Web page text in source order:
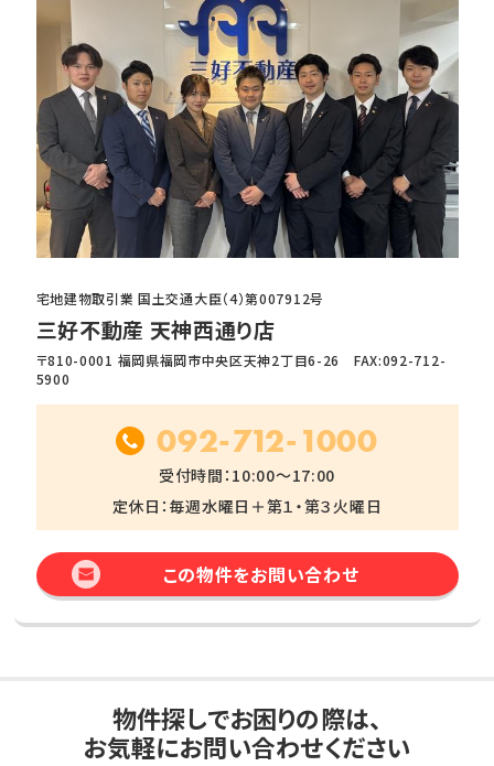
宅地建物取引業 国土交通大臣（4）第007912号
三好不動産 天神西通り店
〒810-0001 福岡県福岡市中央区天神2丁目6-26 FAX:092-712-
5900
092-712-1000
受付時間：10:00～17:00
定休日：毎週水曜日＋第１・第３火曜日
この物件をお問い合わせ
物件探しでお困りの際は、
お気軽にお問い合わせください